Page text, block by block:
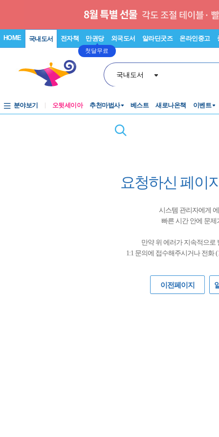
HOME 국내도서 전자책 만권당
첫달무료
외국도서 알라딘굿즈 온라인중고
국내도서
분야보기 오뒷세이아 추천마법사 베스트 새로나온책 이벤트
요청하신 페이
시스템 관리자에게
빠른 시간 안에 문
만약 위 에러가 지속적으로
1:1 문의에 접수해주시거나 전화 (
이전페이지